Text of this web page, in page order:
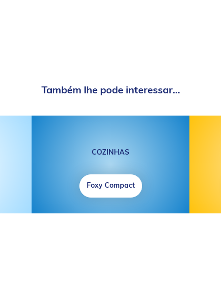
Também lhe pode interessar...
COZINHAS
Foxy Compact